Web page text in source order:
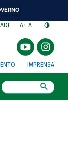
A+ A-
IMPRENSA